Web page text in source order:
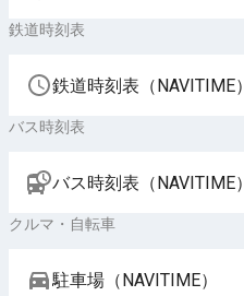
鉄道時刻表
鉄道時刻表（NAVITIME）
バス時刻表
バス時刻表（NAVITIME）
クルマ・自転車
駐車場（NAVITIME）